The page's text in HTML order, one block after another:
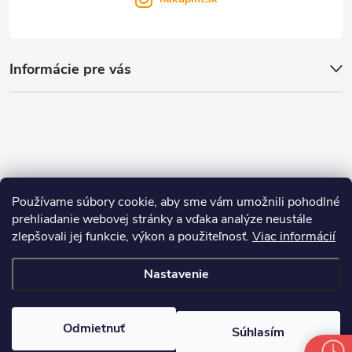
Používame súbory cookie, aby sme vám umožnili pohodlné
prehliadanie webovej stránky a vďaka analýze neustále
zlepšovali jej funkcie, výkon a použiteľnosť. Viac informácií
Nastavenie
Odmietnuť Súhlasím
Informácie pre vás
Copyright 2026
cookies